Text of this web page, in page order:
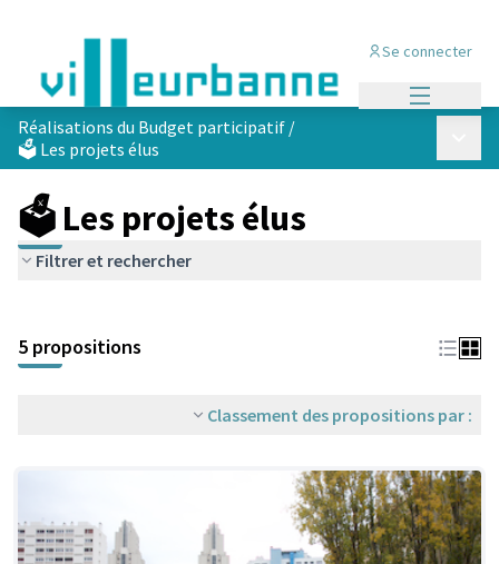
Se connecter
Réalisations du Budget participatif /
🗳️ Les projets élus
🗳️ Les projets élus
Filtrer et rechercher
+
−
5 propositions
Classement des propositions par :